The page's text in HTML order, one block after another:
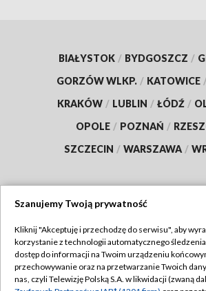
BIAŁYSTOK / BYDGOSZCZ /
GORZÓW WLKP. / KATOWICE
KRAKÓW / LUBLIN / ŁÓDŹ /
OPOLE / POZNAŃ /
SZCZECIN / WARSZAWA /
TVP
Abonament TVP
Regulamin TVP
Szanujemy Twoją prywatność
Kliknij "Akceptuję i przechodzę do serwisu", aby
korzystanie z technologii automatycznego
dostęp do informacji na Twoim urządzeniu
przechowywanie oraz na przetwarzanie Twoich
nas, czyli Telewizję Polską S.A. w likwidacji (zwaną